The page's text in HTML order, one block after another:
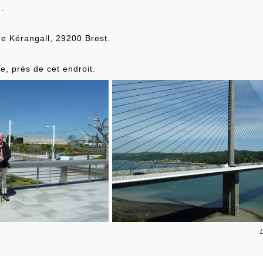
Kérangall, 29200 Brest.
près de cet endroit.